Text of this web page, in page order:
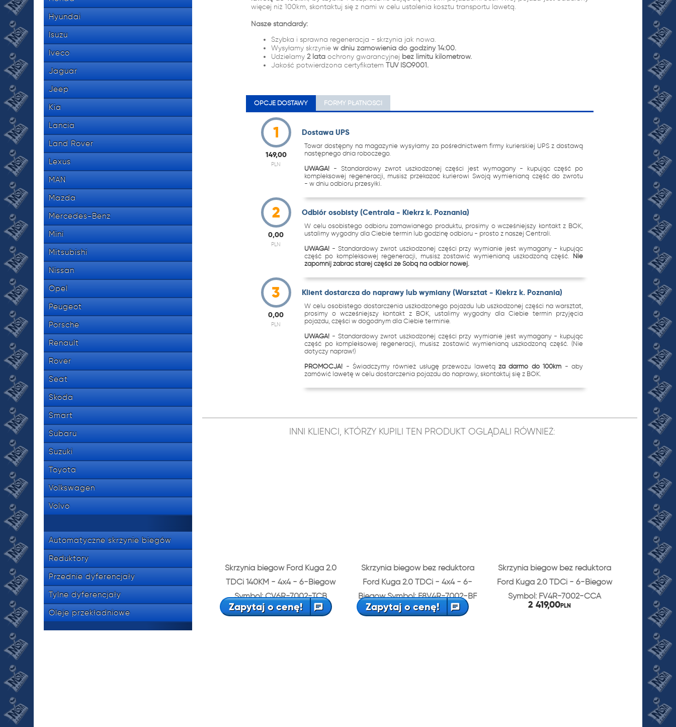
Hyundai
Isuzu
Iveco
Jaguar
Jeep
Kia
Lancia
Land Rover
Lexus
MAN
Mazda
Mercedes-Benz
Mini
Mitsubishi
Nissan
Opel
Peugeot
Porsche
Renault
Rover
Seat
Skoda
Smart
Subaru
Suzuki
Toyota
Volkswagen
Volvo
Automatyczne skrzynie biegów
Reduktory
Przednie dyferencjały
Tylne dyferencjały
Oleje przekładniowe
więcej niż 100km, skontaktuj się z nami w celu ustalenia kosztu transportu lawetą.
Nasze standardy:
Szybka i sprawna regeneracja - skrzynia jak nowa.
Wysyłamy skrzynie w dniu zamówienia do godziny 14:00.
Udzielamy 2 lataochrony gwarancyjnej bez limitu kilometrów.
Jakość potwierdzona certyfikatem TUV ISO9001.
OPCJE DOSTAWY FORMY PŁATNOŚCI
1
149,00
PLN
Dostawa UPS
Towar dostępny na magazynie wysyłamy za pośrednictwem firmy kurierskiej UPS z dostawą
następnego dnia roboczego.
UWAGA! - Standardowy zwrot uszkodzonej części jest wymagany - kupując część po
kompleksowej regeneracji, musisz przekazać kurierowi Swoją wymienianą część do zwrotu
- w dniu odbioru przesyłki.
2
0,00
PLN
Odbiór osobisty (Centrala - Kiekrz k. Poznania)
W celu osobistego odbioru zamawianego produktu, prosimy o wcześniejszy kontakt z BOK,
ustalimy wygodny dla Ciebie termin lub godzinę odbioru - prosto z naszej Centrali.
UWAGA! - Standardowy zwrot uszkodzonej części przy wymianie jest wymagany - kupując
część po kompleksowej regeneracji, musisz zostawić wymienianą uszkodzoną część. Nie
zapomnij zabrać starej części ze Sobą na odbiór nowej.
3
0,00
PLN
Klient dostarcza do naprawy lub wymiany (Warsztat - Kiekrz k. Poznania)
W celu osobistego dostarczenia uszkodzonego pojazdu lub uszkodzonej części na warsztat,
prosimy o wcześniejszy kontakt z BOK, ustalimy wygodny dla Ciebie termin przyjęcia
pojazdu, części w dogodnym dla Ciebie terminie.
UWAGA! - Standardowy zwrot uszkodzonej części przy wymianie jest wymagany - kupując
część po kompleksowej regeneracji, musisz zostawić wymienianą uszkodzoną część. (Nie
dotyczy napraw!)
PROMOCJA! - Świadczymy również usługę przewozu lawetą za darmo do 100km - aby
zamówić lawetę w celu dostarczenia pojazdu do naprawy, skontaktuj się z BOK.
INNI KLIENCI, KTÓRZY KUPILI TEN PRODUKT OGLĄDALI RÓWNIEŻ:
Skrzynia biegów Ford Kuga 2.0
TDCi 140KM - 4x4 - 6-Biegów
Symbol: CV6R-7002-TCB
Zapytaj o cenę!
Skrzynia biegów bez reduktora
Ford Kuga 2.0 TDCi - 4x4 - 6-
Biegów Symbol: F8V4R-7002-BF
Zapytaj o cenę!
Skrzynia biegów bez reduktora
Ford Kuga 2.0 TDCi - 6-Biegów
Symbol: FV4R-7002-CCA
2 419,00PLN